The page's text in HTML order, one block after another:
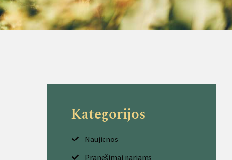
Kategorijos
Naujienos
Pranešimai nariams